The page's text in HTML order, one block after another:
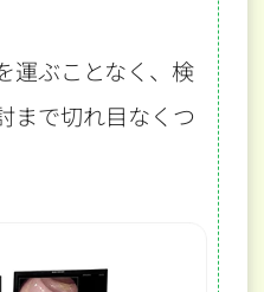
運ぶことなく、検
まで切れ目なくつ